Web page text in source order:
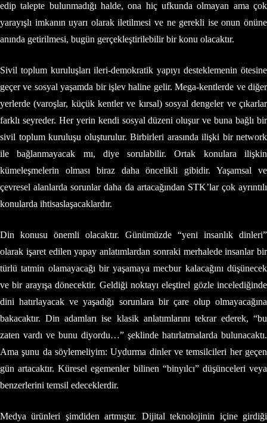
edip talepte bulunmadığı halde, ona hiç ufkunda olmayan ama çok
yarayışlı imkanın uyarı olarak iletilmesi ve ne gerekli ise onun önüne
anında getirilmesi, bugün gerçekleştirilebilir bir konu olacaktır.
Sivil toplum kuruluşları ileri-demokratik yapıyı desteklemenin ötesine
geçer ve sosyal yaşamda bir işlev haline gelir. Mega-kentlerde ve diğer
yerlerde (varoşlar, küçük kentler ve kırsal) sosyal dengeler ve çıkarlar
farklı seyreder. Her yerin kendi sosyal düzeni oluşur ve buna bağlı bir
sivil toplum kuruluşu oluşturulur. Birbirleri arasında ilişki bir network
ile bağlanmayacak mı, diye sorulabilir. Ortak konulara ilişkin
kümeleşmelerin olması biraz daha öncelikli gibidir. Yaşamsal ve
çevresel alanlarda sorunlar daha da artacağından STK’lar çok ayrıntılı
konularda ihtisaslaşacaklardır.
Din konusu önemli olacaktır. Günümüzde “yeni insanlık dinleri”
olarak işaret edilen yapay anlatımlardan sonraki merhalede insanlar bir
türlü tatmin olamayacağı bir yaşamaya mecbur kalacağını düşünecek
ve bir arayışa dönecektir. Geldiği noktayı eleştirel gözle incelediğinde
dini hatırlayacak ve yaşadığı sorunlara bir çare olup olmayacağına
bakacaktır. Din adamları ise klasik anlatımlarını tekrar ederek, “bu
zaten vardı ve bunu diyordu…” şeklinde hatırlatmalarda bulunacaktı.
Ama şunu da söylemeliyim: Uydurma dinler ve temsilcileri her geçen
gün artacaktır. Küresel egemenler bilinen “binyılcı” düşünceleri veya
benzerlerini temsil edeceklerdir.
Medya ürünleri şimdiden artmıştır. Dijital teknolojinin içine girdiği